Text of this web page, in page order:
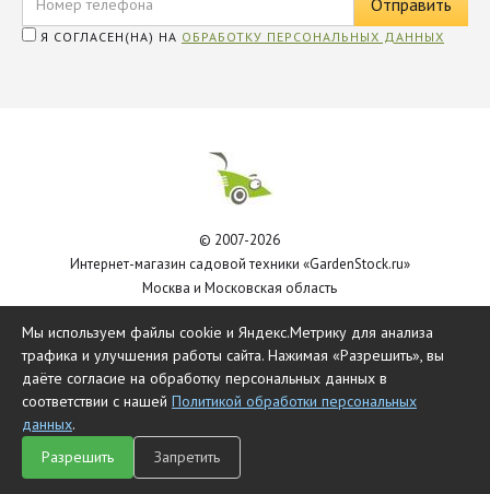
Я СОГЛАСЕН(НА) НА ОБРАБОТКУ ПЕРСОНАЛЬНЫХ ДАННЫХ
© 2007-2026
Интернет-магазин садовой техники «GardenStock.ru»
Москва и Московская область
Главная Каталог Чат
Мы используем файлы cookie и Яндекс.Метрику для анализа
трафика и улучшения работы сайта. Нажимая «Разрешить», вы
даёте согласие на обработку персональных данных в
соответствии с нашей Политикой обработки персональных
данных.
Разрешить
Запретить